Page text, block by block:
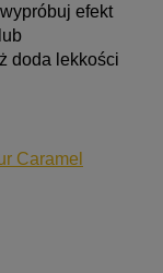
efekt
doda lekkości
Caramel